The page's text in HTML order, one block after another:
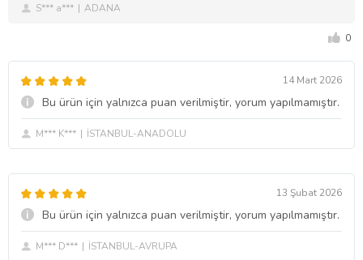
S*** a*** ADANA
0
14 Mart 2026
Bu ürün için yalnızca puan verilmiştir, yorum yapılmamıştır.
M*** K*** İSTANBUL-ANADOLU
13 Şubat 2026
Bu ürün için yalnızca puan verilmiştir, yorum yapılmamıştır.
M*** D*** İSTANBUL-AVRUPA